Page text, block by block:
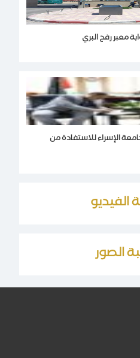
معبر رفح البري
الإسراء للاستفادة من
الفيديو
الصور